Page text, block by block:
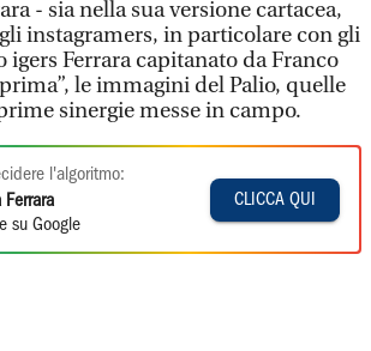
- sia nella sua versione cartacea,
instagramers, in particolare con gli
Ferrara capitanato da Franco
prima”, le immagini del Palio, quelle
sinergie messe in campo.
l'algoritmo:
Ferrara
su Google
CLICCA QUI